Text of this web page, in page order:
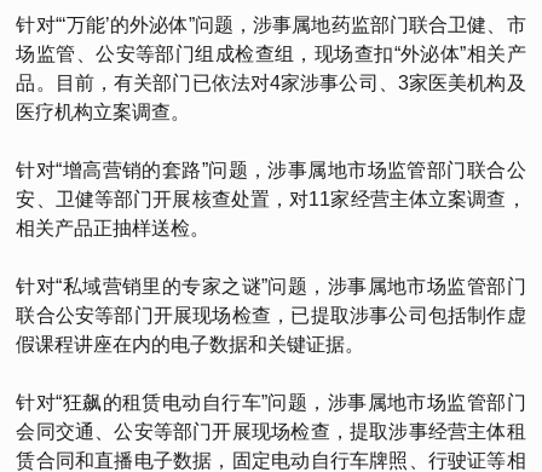
针对“‘万能’的外泌体”问题，涉事属地药监部门联合卫健、市
场监管、公安等部门组成检查组，现场查扣“外泌体”相关产
品。目前，有关部门已依法对4家涉事公司、3家医美机构及
医疗机构立案调查。
针对“增高营销的套路”问题，涉事属地市场监管部门联合公
安、卫健等部门开展核查处置，对11家经营主体立案调查，
相关产品正抽样送检。
针对“私域营销里的专家之谜”问题，涉事属地市场监管部门
联合公安等部门开展现场检查，已提取涉事公司包括制作虚
假课程讲座在内的电子数据和关键证据。
针对“狂飙的租赁电动自行车”问题，涉事属地市场监管部门
会同交通、公安等部门开展现场检查，提取涉事经营主体租
赁合同和直播电子数据，固定电动自行车牌照、行驶证等相